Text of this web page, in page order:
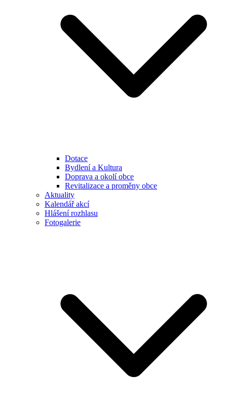
Dotace
Bydlení a Kultura
Doprava a okolí obce
Revitalizace a proměny obce
Aktuality
Kalendář akcí
Hlášení rozhlasu
Fotogalerie